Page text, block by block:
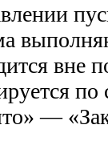
вне
—